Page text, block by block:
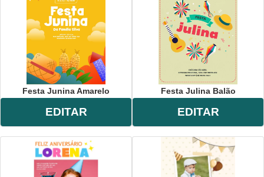
Festa Junina Amarelo
EDITAR
Festa Julina Balão
EDITAR